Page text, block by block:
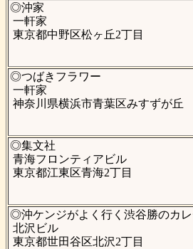
◎沖家
一軒家
東京都中野区松ヶ丘2丁目
◎つばきフラワー
一軒家
神奈川県横浜市青葉区みすずが丘
◎集文社
青海フロンティアビル
東京都江東区青海2丁目
◎沖ケンジがよく行く渋谷勝のカ
北沢ビル
東京都世田谷区北沢2丁目